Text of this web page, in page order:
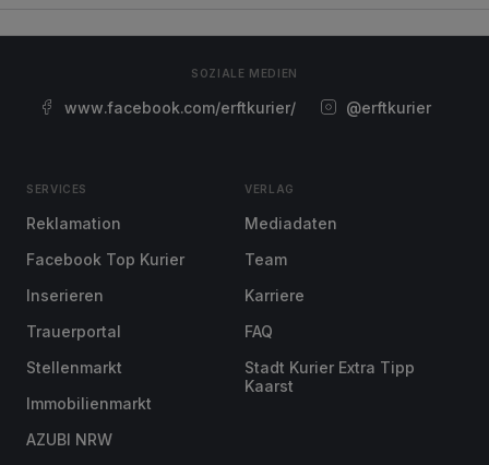
SOZIALE MEDIEN
www.facebook.com/erftkurier/ @erftkurier
SERVICES
Reklamation
Facebook Top Kurier
Inserieren
Trauerportal
Stellenmarkt
Immobilienmarkt
AZUBI NRW
VERLAG
Mediadaten
Team
Karriere
FAQ
Stadt Kurier Extra Tipp
Kaarst